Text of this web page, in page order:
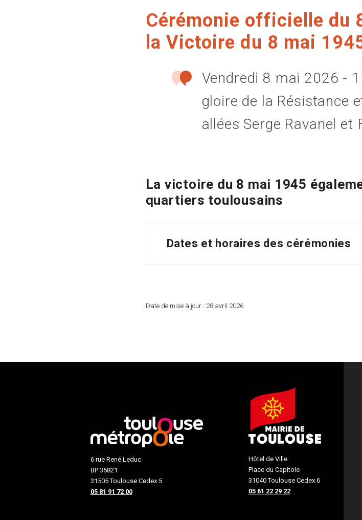
Cérémonie officielle du
la Victoire du 8 mai
Vendredi 8 mai 2026 -
gloire de la Résistance
allées Serge Ravanel
La victoire du 8 mai 1945
quartiers toulousains
Dates et horaires des cérémonies
Date de mise à jour : 28 avril 2026
6 rue René Leduc
BP 35821
31505 Toulouse Cedex 5
05 81 91 72 00
Hôtel de Ville
Place du Capitole
31040 Toulouse Cedex 6
05 61 22 29 22